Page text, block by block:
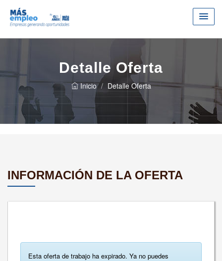
Detalle Oferta
Inicio Detalle Oferta
INFORMACIÓN DE LA OFERTA
Esta oferta de trabajo ha expirado. Ya no puedes